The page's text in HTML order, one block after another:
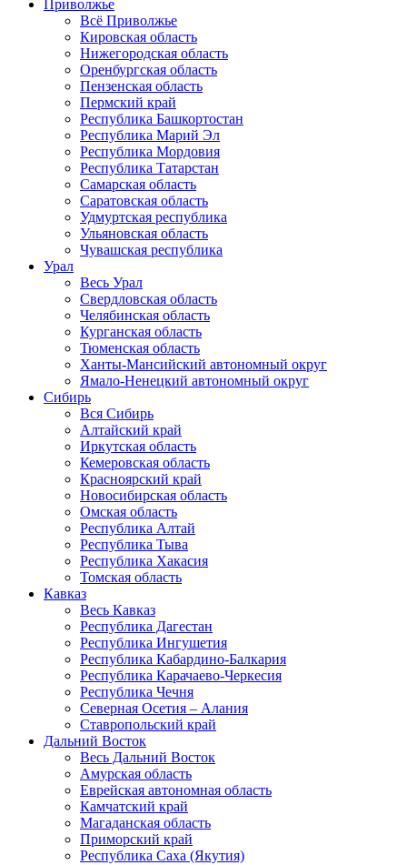
Приволжье
Всё Приволжье
Кировская область
Нижегородская область
Оренбургская область
Пензенская область
Пермский край
Республика Башкортостан
Республика Марий Эл
Республика Мордовия
Республика Татарстан
Самарская область
Саратовская область
Удмуртская республика
Ульяновская область
Чувашская республика
Урал
Весь Урал
Свердловская область
Челябинская область
Курганская область
Тюменская область
Ханты-Мансийский автономный округ
Ямало-Ненецкий автономный округ
Сибирь
Вся Сибирь
Алтайский край
Иркутская область
Кемеровская область
Красноярский край
Новосибирская область
Омская область
Республика Алтай
Республика Тыва
Республика Хакасия
Томская область
Кавказ
Весь Кавказ
Республика Дагестан
Республика Ингушетия
Республика Кабардино-Балкария
Республика Карачаево-Черкесия
Республика Чечня
Северная Осетия – Алания
Ставропольский край
Дальний Восток
Весь Дальний Восток
Амурская область
Еврейская автономная область
Камчатский край
Магаданская область
Приморский край
Республика Саха (Якутия)